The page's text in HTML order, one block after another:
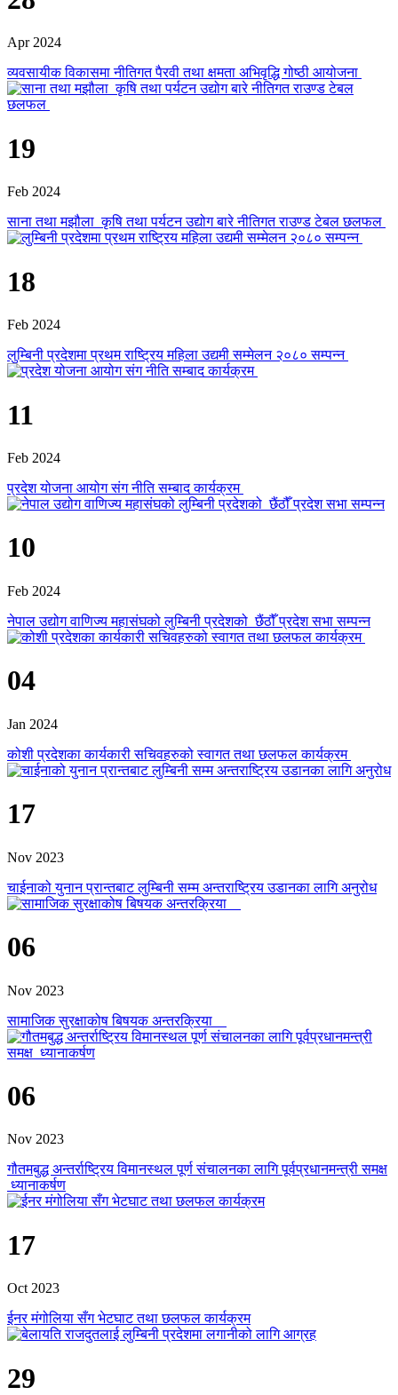
Apr 2024
व्यवसायीक विकासमा नीतिगत पैरवी तथा क्षमता अभिवृद्धि गोष्ठी आयोजना
19
Feb 2024
साना तथा मझौला कृषि तथा पर्यटन उद्योग बारे नीतिगत राउण्ड टेबल छलफल
18
Feb 2024
लुम्बिनी प्रदेशमा प्रथम राष्ट्रिय महिला उद्यमी सम्मेलन २०८० सम्पन्न
11
Feb 2024
प्रदेश योजना आयोग संग नीति सम्बाद कार्यक्रम
10
Feb 2024
नेपाल उद्योग वाणिज्य महासंघको लुम्बिनी प्रदेशको छैंठौँ प्रदेश सभा सम्पन्न
04
Jan 2024
कोशी प्रदेशका कार्यकारी सचिवहरुको स्वागत तथा छलफल कार्यक्रम
17
Nov 2023
चाईनाको युनान प्रान्तबाट लुम्बिनी सम्म अन्तराष्ट्रिय उडानका लागि अनुरोध
06
Nov 2023
सामाजिक सुरक्षाकोष बिषयक अन्तरक्रिया
06
Nov 2023
गौतमबुद्ध अन्तर्राष्ट्रिय विमानस्थल पूर्ण संचालनका लागि पूर्वप्रधानमन्त्री समक्ष
ध्यानाकर्षण
17
Oct 2023
ईनर मंगोलिया सँग भेटघाट तथा छलफल कार्यक्रम
29